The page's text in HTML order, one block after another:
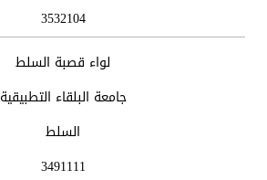
3532104
لواء قصبة السلط
جامعة البلقاء التطبيقية
السلط
3491111